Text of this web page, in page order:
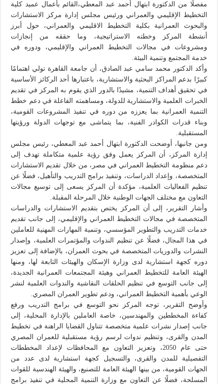
مفصلًا من الدكتورة ابتهال أحمد عبد المعطي،القائم بأعمال عميد كلية
التخطيط الإقليمي والعمراني ورئيس مجلس إدارة مركز الاستشارات
والبحوث العمرانية بكلية التخطيط الاقليمي والعمراني، حول أبرز
أنشطة المركز وخطته الاستراتيجية، وما حققه من إنجازات
ومشروعات في مجالات التخطيط العمراني والإقليمي، ودوره في
خدمة المجتمع وتنمية البيئة.
وأكد الدكتور محمد سامي عبد الصادق، أن جامعة القاهرة تولي اهتمامًا
كبيرًا بدعم المراكز البحثية والاستشارية، باعتبارها أحد الركائز الأساسية
في تحقيق أهداف التنمية، مشيدًا بالدور الذي يقوم به المركز في تقديم
الخبرات العلمية والاستشارية للدولة، ومساهمته الفاعلة في دعم خطط
التنمية العمرانية بما يعززه من دوره في تنفيذ المشروعات القومية،
وبناء قدرات الكوادر الفنية، بما يتماشى مع توجهات الدولة ورؤيتها
المستقبلية.
ومن جانبها، أوضحت الدكتورة ابتهال أحمد عبد المعطي، رئيس مجلس
إدارة المركز، أن المركز يعمل وفق رؤية علمية متكاملة تهدف إلى
دعم منظومة التخطيط العمراني في مصر، من خلال تقديم الاستشارات
المتخصصة، وإعداد الدراسات، وتنفيذ برامج التدريب والتأهيل، فضلًا عن
تنظيم الفعاليات العلمية، مؤكدة أن المركز يسعى إلى توسيع مجالات
التعاون مع مختلف الجهات الوطنية خلال المرحلة المقبلة.
وأشار التقرير، إلى أن المركز يختص بتقديم الاستشارات والدراسات
المتخصصة في مجالات التخطيط العمراني والإقليمي، إلى جانب تقديم
خدمات التدريب والتطوير المؤسسي، وتنمية المهارات المهنية للعاملين
في هذا المجال، فضلًا عن تنظيم الندوات والمؤتمرات العلمية، وإصدار
النشرات والدوريات المتخصصة في بحوث العمران، بالإضافة إلى تعزيز
دوره كجهة استشارية لدى وزارة الإسكان والهيئات التابعة لها، ومنها
الهيئة العامة للتخطيط العمراني وهيئة المجتمعات العمرانية الجديدة،
إلى جانب التوسع في تنظيم الحلقات النقاشية والندوات العلمية لنشر
الوعي بأهمية التخطيط العمراني، ودعم تطوير العمران المصري.
وأوضح التقرير، توجه المركز نحو التوسع في برامج التدريب ورفع
كفاءة المخططين والمهندسين، خاصة العاملين بالإدارة المحلية، إلى
جانب إصدار نشرات علمية متخصصة تتناول القضايا الراهنة في تخطيط
المدن والقرى، وتنظيم ندوات لرسم رؤية مستقبلية للعمران المصري
حتى عام 2050، وتعزيز التعاون مع المحافظات لإعداد المخططات
التفصيلية للمدن والقرى، والتسجيل كجهة استشارية لدى عدد من
الجهات القومية، من بينها الهيئة العامة للتصنيع، والهيئة الهندسية للقوات
المسلحة، فضلًا عن التعاون مع وزارة التنمية المحلية في تنفيذ برامج